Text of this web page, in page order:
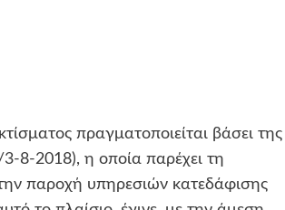
πραγματοποιείται βάσει της
8-2018), η οποία παρέχει τη
παροχή υπηρεσιών κατεδάφισης